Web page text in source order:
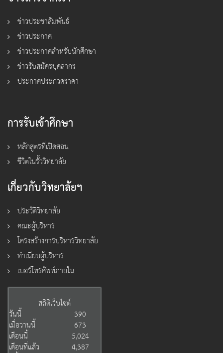
ข่าวประชาสัมพันธ์
ข่าวประกาศ
ข่าวประกาศสำหรับนักศึกษา
ข่าวรับสมัครบุคลากร
ประกาศประกวดราคา
การรับเข้าศึกษา
หลักสูตรที่เปิดสอน
ชีวิตในรั้ววิทยาลัย
เกี่ยวกับวิทยาลัยฯ
ประวัติวิทยาลัย
คณะผู้บริหาร
โครงสร้างการบริหารวิทยาลัย
ทำเนียบผู้บริหาร
เบอร์โทรศัพท์ภายใน
สถิติเว็บไซต์
วันนี้
390
เมื่อวานนี้
673
เดือนนี้
5,024
เดือนที่แล้ว
4,387